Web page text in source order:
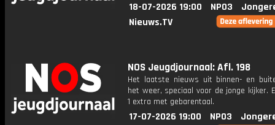
18-07-2026 19:00 NPO3
Nieuws.TV
NOS Jeugdjournaal: Afl. 198
Het laatste nieuws uit binnen- en
het weer, speciaal voor de jonge kijker.
1 extra met gebarentaal.
17-07-2026 19:00 NPO3